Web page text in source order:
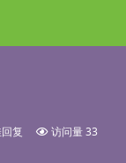
复 访问量33